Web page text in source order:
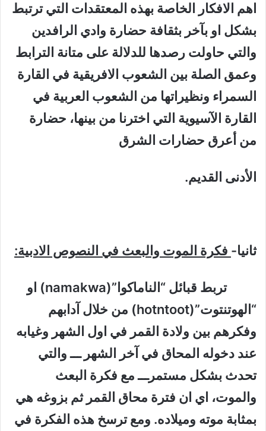
اهم الافكار الخاصة بهذه المعتقدات التي ترتبط
بشكل او بآخر بثقافة حضارة وادي الرافدين
والتي حاولت رصدها للدلالة على متانة الترابط
وعمق الصلة بين الشعوب الافريقية في القارة
السمراء ونظيراتها من الشعوب العربية في
القارة الآسيوية التي اخترنا من بينها، حضارة
من أعرق حضارات الشرق
الأدنى القديم.
ثانيا- فكرة الموت والبعث في النصوص الادبية:
تربط قبائل “الناماكوا”(namakwa) او
“الهوتنتوت”(hotntoot) من خلال آدابهم
وفكرهم بين ولادة القمر في اول الشهر وغيابه
عند دخوله المحاق في آخر الشهر ـــ والتي
تحدث بشكل مستمرـــ مع فكرة البعث
والموت، اي ان فترة محاق القمر ثم بزوغه هي
بمثابة موته وميلاده. ومع ترسخ هذه الفكرة في